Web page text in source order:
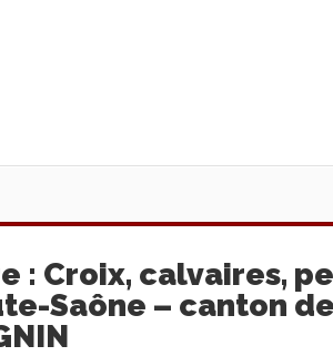
: Croix, calvaires,
Saône – canton